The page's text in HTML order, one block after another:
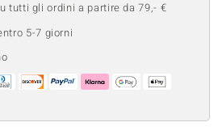
tutti gli ordini a partire da 79,- €
5-7 giorni